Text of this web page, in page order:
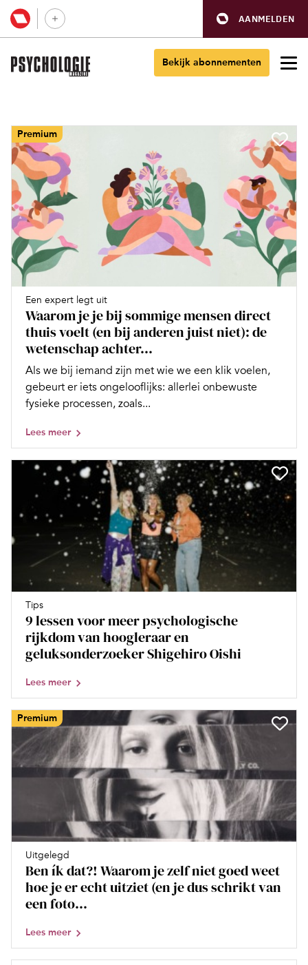
AANMELDEN
Bekijk abonnementen
Premium
Een expert legt uit
Waarom je je bij sommige mensen direct
thuis voelt (en bij anderen juist niet): de
wetenschap achter...
Als we bij iemand zijn met wie we een klik voelen,
gebeurt er iets ongelooflijks: allerlei onbewuste
fysieke processen, zoals...
Lees meer
Tips
9 lessen voor meer psychologische
rijkdom van hoogleraar en
geluksonderzoeker Shigehiro Oishi
Lees meer
Premium
Uitgelegd
Ben ík dat?! Waarom je zelf niet goed weet
hoe je er echt uitziet (en je dus schrikt van
een foto...
Lees meer